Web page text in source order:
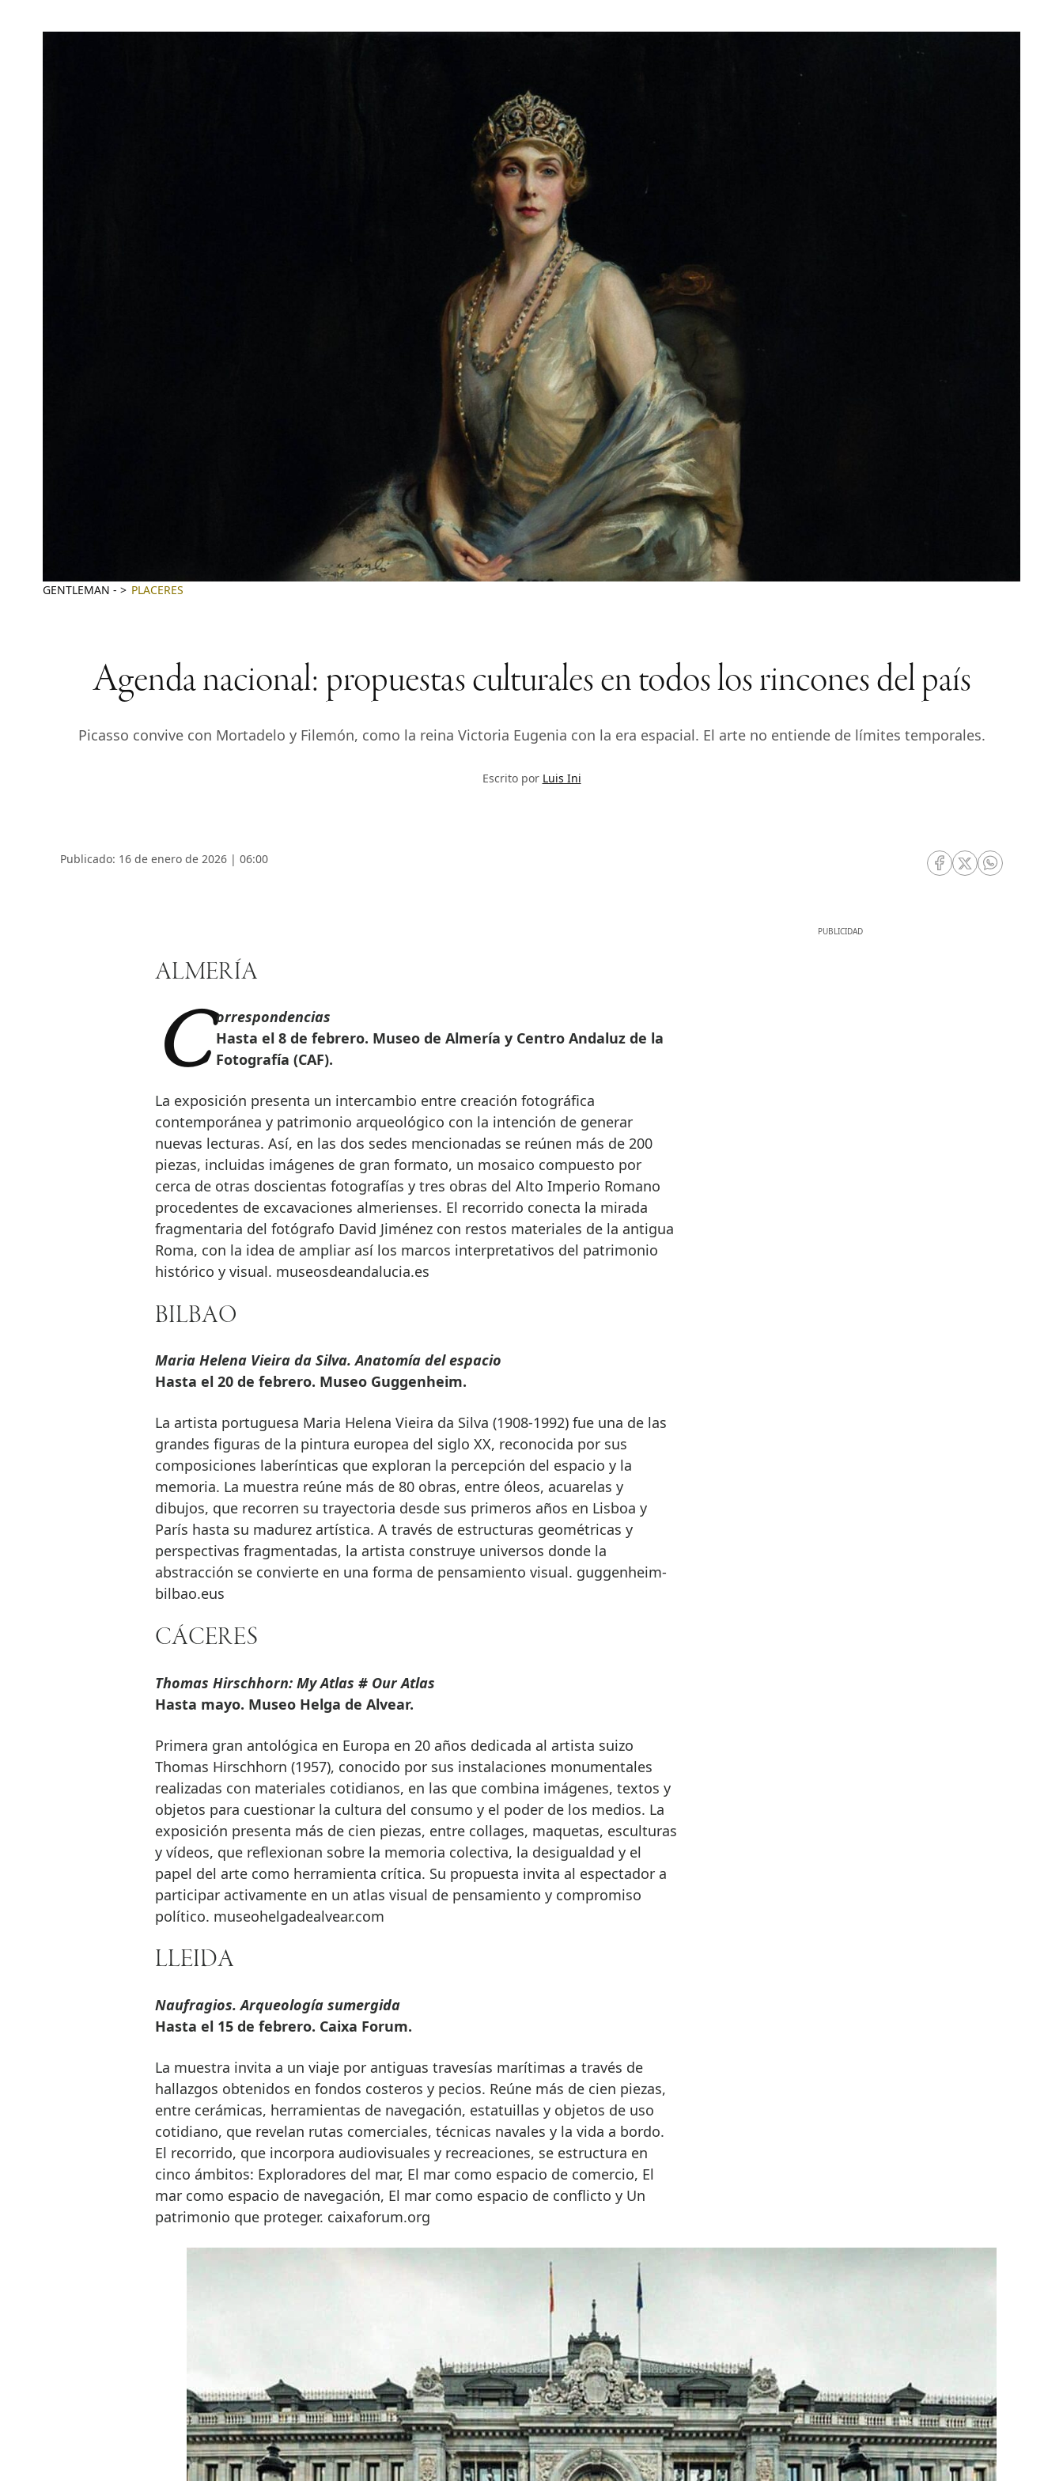
GENTLEMAN - PLACERES
Agenda nacional: propuestas culturales en todos los rincones del país
Picasso convive con Mortadelo y Filemón, como la reina Victoria Eugenia con la era espacial. El arte no entiende de límites temporales.
Escrito por Luis Ini
Publicado: 16 de enero de 2026 | 06:00
RRSS Facebook
RRSS Twitter
RRSS
ALMERÍA
Correspondencias
Hasta el 8 de febrero. Museo de Almería y Centro Andaluz de la
Fotografía (CAF).
La exposición presenta un intercambio entre creación fotográfica
contemporánea y patrimonio arqueológico con la intención de generar
nuevas lecturas. Así, en las dos sedes mencionadas se reúnen más de 200
piezas, incluidas imágenes de gran formato, un mosaico compuesto por
cerca de otras doscientas fotografías y tres obras del Alto Imperio Romano
procedentes de excavaciones almerienses. El recorrido conecta la mirada
fragmentaria del fotógrafo David Jiménez con restos materiales de la antigua
Roma, con la idea de ampliar así los marcos interpretativos del patrimonio
histórico y visual. museosdeandalucia.es
BILBAO
Maria Helena Vieira da Silva. Anatomía del espacio
Hasta el 20 de febrero. Museo Guggenheim.
La artista portuguesa Maria Helena Vieira da Silva (1908-1992) fue una de las
grandes figuras de la pintura europea del siglo XX, reconocida por sus
composiciones laberínticas que exploran la percepción del espacio y la
memoria. La muestra reúne más de 80 obras, entre óleos, acuarelas y
dibujos, que recorren su trayectoria desde sus primeros años en Lisboa y
París hasta su madurez artística. A través de estructuras geométricas y
perspectivas fragmentadas, la artista construye universos donde la
abstracción se convierte en una forma de pensamiento visual. guggenheim-
bilbao.eus
CÁCERES
Thomas Hirschhorn: My Atlas # Our Atlas
Hasta mayo. Museo Helga de Alvear.
Primera gran antológica en Europa en 20 años dedicada al artista suizo
Thomas Hirschhorn (1957), conocido por sus instalaciones monumentales
realizadas con materiales cotidianos, en las que combina imágenes, textos y
objetos para cuestionar la cultura del consumo y el poder de los medios. La
exposición presenta más de cien piezas, entre collages, maquetas, esculturas
y vídeos, que reflexionan sobre la memoria colectiva, la desigualdad y el
papel del arte como herramienta crítica. Su propuesta invita al espectador a
participar activamente en un atlas visual de pensamiento y compromiso
político. museohelgadealvear.com
LLEIDA
Naufragios. Arqueología sumergida
Hasta el 15 de febrero. Caixa Forum.
La muestra invita a un viaje por antiguas travesías marítimas a través de
hallazgos obtenidos en fondos costeros y pecios. Reúne más de cien piezas,
entre cerámicas, herramientas de navegación, estatuillas y objetos de uso
cotidiano, que revelan rutas comerciales, técnicas navales y la vida a bordo.
El recorrido, que incorpora audiovisuales y recreaciones, se estructura en
cinco ámbitos: Exploradores del mar, El mar como espacio de comercio, El
mar como espacio de navegación, El mar como espacio de conflicto y Un
patrimonio que proteger. caixaforum.org